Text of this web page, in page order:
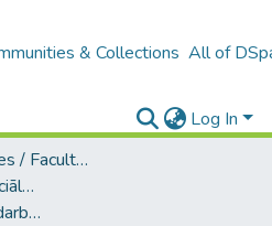
& Collections All of
Log In
B4 – LU fakultātes / Faculties of the UL
A -- Ekonomikas un sociālo zinātņu fakultāte / Faculty of Economics and Social Sciences
Bakalaura un maģistra darbi (ESZF) / Bachelor's and Master's theses